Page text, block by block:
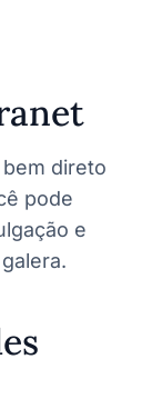
direto
pode
e